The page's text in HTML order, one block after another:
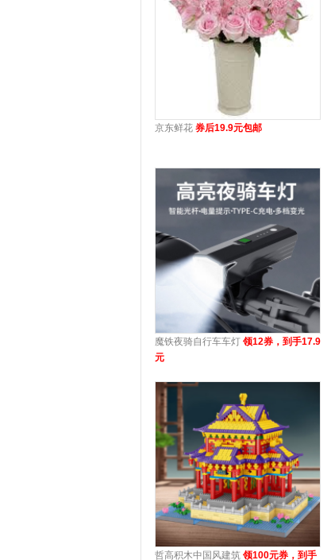
京东鲜花 券后19.9元包邮
魔铁夜骑自行车车灯 领12券，到手17.9
元
哲高积木中国风建筑 领100元券，到手